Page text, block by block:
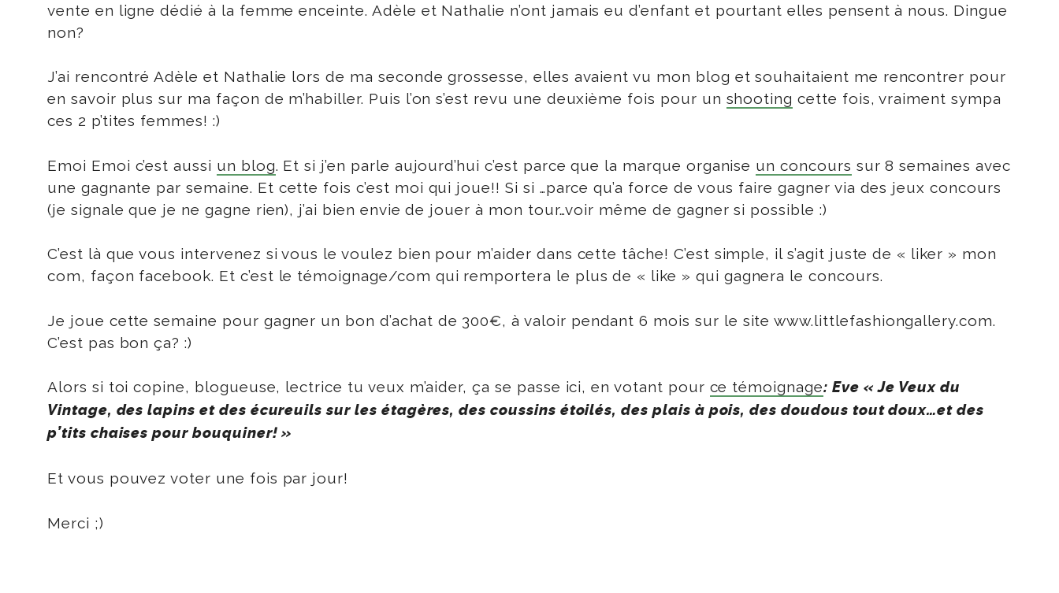
vente en ligne dédié à la femme enceinte. Adèle et Nathalie n’ont jamais eu d’enfant et pourtant elles pensent à nous. Dingue
non?
J’ai rencontré Adèle et Nathalie lors de ma seconde grossesse, elles avaient vu mon blog et souhaitaient me rencontrer pour
en savoir plus sur ma façon de m’habiller. Puis l’on s’est revu une deuxième fois pour un shooting cette fois, vraiment sympa
ces 2 p’tites femmes! :)
Emoi Emoi c’est aussi un blog. Et si j’en parle aujourd’hui c’est parce que la marque organise un concours sur 8 semaines avec
une gagnante par semaine. Et cette fois c’est moi qui joue!! Si si …parce qu’a force de vous faire gagner via des jeux concours
(je signale que je ne gagne rien), j’ai bien envie de jouer à mon tour…voir même de gagner si possible :)
C’est là que vous intervenez si vous le voulez bien pour m’aider dans cette tâche! C’est simple, il s’agit juste de « liker » mon
com, façon facebook. Et c’est le témoignage/com qui remportera le plus de « like » qui gagnera le concours.
Je joue cette semaine pour gagner un bon d’achat de 300€, à valoir pendant 6 mois sur le site www.littlefashiongallery.com.
C’est pas bon ça? :)
Alors si toi copine, blogueuse, lectrice tu veux m’aider, ça se passe ici, en votant pour ce témoignage: Eve « Je Veux du
Vintage, des lapins et des écureuils sur les étagères, des coussins étoilés, des plais à pois, des doudous tout doux…et des
p’tits chaises pour bouquiner! »
Et vous pouvez voter une fois par jour!
Merci ;)